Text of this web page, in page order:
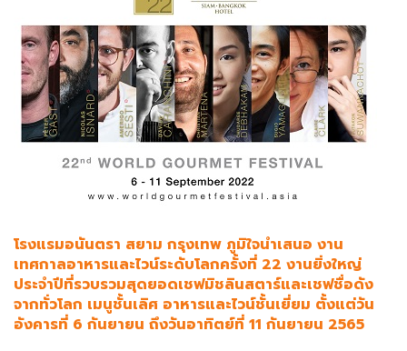
โรงแรมอนันตรา สยาม กรุงเทพ ภูมิใจนำเสนอ งาน
เทศกาลอาหารและไวน์ระดับโลกครั้งที่ 22 งานยิ่งใหญ่
ประจำปีที่รวบรวมสุดยอดเชฟมิชลินสตาร์และเชฟชื่อดัง
จากทั่วโลก เมนูชั้นเลิศ อาหารและไวน์ชั้นเยี่ยม ตั้งแต่วัน
อังคารที่ 6 กันยายน ถึงวันอาทิตย์ที่ 11 กันยายน 2565